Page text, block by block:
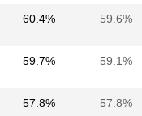
60.4% 59.6%
59.7% 59.1%
57.8% 57.8%